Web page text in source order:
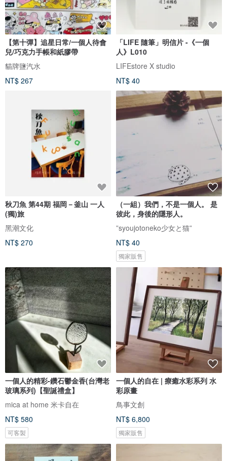
【第十彈】追星日常/一個人待會
兒/巧克力手帳和紙膠帶
貓牌鹽汽水
NT$ 267
「LIFE 隨筆」明信片 -《一個
人》L010
LIFEstore X studio
NT$ 40
秋刀魚 第44期 福岡－釜山 一人
(獨)旅
黑潮文化
NT$ 270
（一組）我們，不是一個人。 是
彼此，身後的隱形人。
”syoujotoneko少女と猫”
NT$ 40
獨家販售
一個人的精彩-鑽石鬱金香(台灣老
玻璃系列)【聖誕禮盒】
mica at home 米卡自在
NT$ 580
可客製
一個人的自在 | 療癒水彩系列 水
彩原畫
鳥事文創
NT$ 6,800
獨家販售